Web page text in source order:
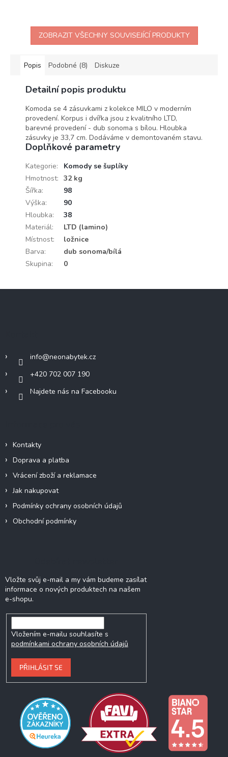
ZOBRAZIT VŠECHNY SOUVISEJÍCÍ PRODUKTY
Popis Podobné (8) Diskuze
Detailní popis produktu
Komoda se 4 zásuvkami z kolekce MILO v moderním
provedení. Korpus i dvířka jsou z kvalitního LTD,
barevné provedení - dub sonoma s bílou. Hloubka
zásuvky je 33,7 cm. Dodáváme v demontovaném stavu.
Doplňkové parametry
Kategorie:
Komody se šuplíky
Hmotnost: 32 kg
Šířka:
98
Výška:
90
Hloubka:
38
Materiál:
LTD (lamino)
Místnost:
ložnice
Barva:
dub sonoma/bílá
Skupina: 0
info@neonabytek.cz
+420 702 007 190
Najdete nás na Facebooku
Kontakty
Doprava a platba
Vrácení zboží a reklamace
Jak nakupovat
Podmínky ochrany osobních údajů
Obchodní podmínky
Vložte svůj e-mail a my vám budeme zasílat
informace o nových produktech na našem
e-shopu.
Vložením e-mailu souhlasíte s
podmínkami ochrany osobních údajů
PŘIHLÁSIT SE